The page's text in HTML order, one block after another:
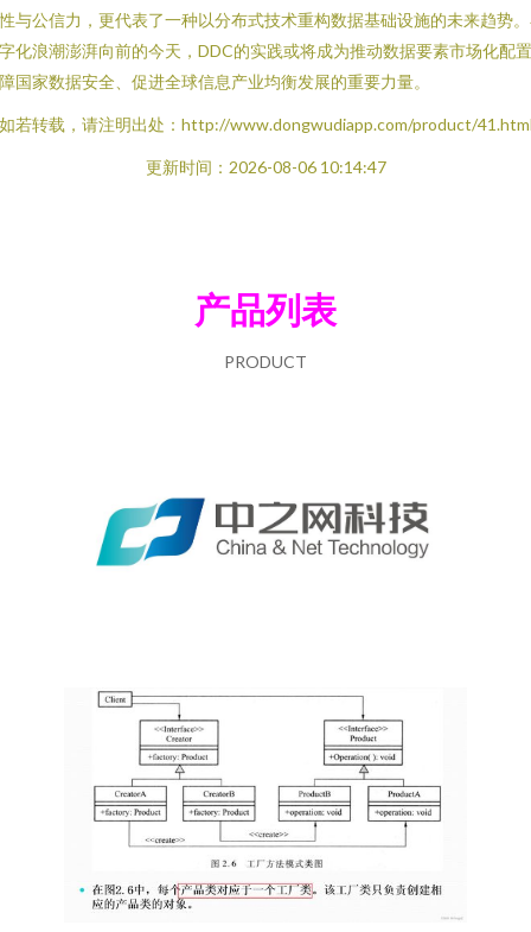
与公信力，更代表了一种以分布式技术重构数据基础设施的未来趋势
化浪潮澎湃向前的今天，DDC的实践或将成为推动数据要素市场化配
国家数据安全、促进全球信息产业均衡发展的重要力量。
若转载，请注明出处：http://www.dongwudiapp.com/product/
更新时间：2026-08-06 10:14:47
产品列表
PRODUCT